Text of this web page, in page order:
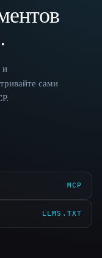
.
и
сами
MCP
LLMS.TXT